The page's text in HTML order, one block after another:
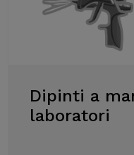
Dipinti a
laboratori